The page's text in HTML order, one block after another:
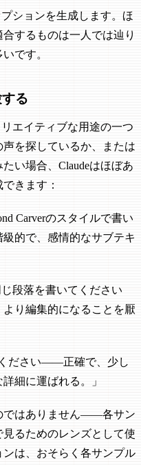
ションを生成します。ほ
するものは一人では辿り
です。
る
エイティブな用途の一つ
を探しているか、または
い場合、Claudeはほぼあ
きます：
Carverのスタイルで書い
的で、感情的なサブテキ
じ段落を書いてください
り編集的になることを厭
ください——正確で、少し
細に運ばれる。」
ではありません——各サン
るためのレンズとして使
は、おそらく各サンプル